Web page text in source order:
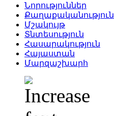
Նորություններ
Քաղաքականություն
Մշակույթ
Տնտեսություն
Հասարակություն
Հայաստան
Մարզաշխարհ